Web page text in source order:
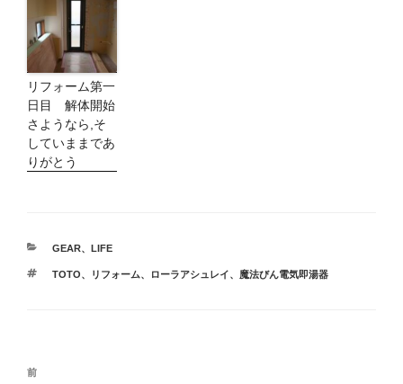
リフォーム第一
日目 解体開始
さようなら,そ
していままであ
りがとう
カ
ゴ
GEAR、 LIFE
タ
TOTO、 リフォーム、 ローラアシュレイ、 魔法びん電気即湯器
投
前
前